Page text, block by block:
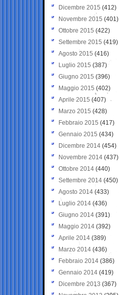
Dicembre 2015 (412)
Novembre 2015 (401)
Ottobre 2015 (422)
Settembre 2015 (419)
Agosto 2015 (416)
Luglio 2015 (387)
Giugno 2015 (396)
Maggio 2015 (402)
Aprile 2015 (407)
Marzo 2015 (428)
Febbraio 2015 (417)
Gennaio 2015 (434)
Dicembre 2014 (454)
Novembre 2014 (437)
Ottobre 2014 (440)
Settembre 2014 (450)
Agosto 2014 (433)
Luglio 2014 (436)
Giugno 2014 (391)
Maggio 2014 (392)
Aprile 2014 (389)
Marzo 2014 (436)
Febbraio 2014 (386)
Gennaio 2014 (419)
Dicembre 2013 (367)